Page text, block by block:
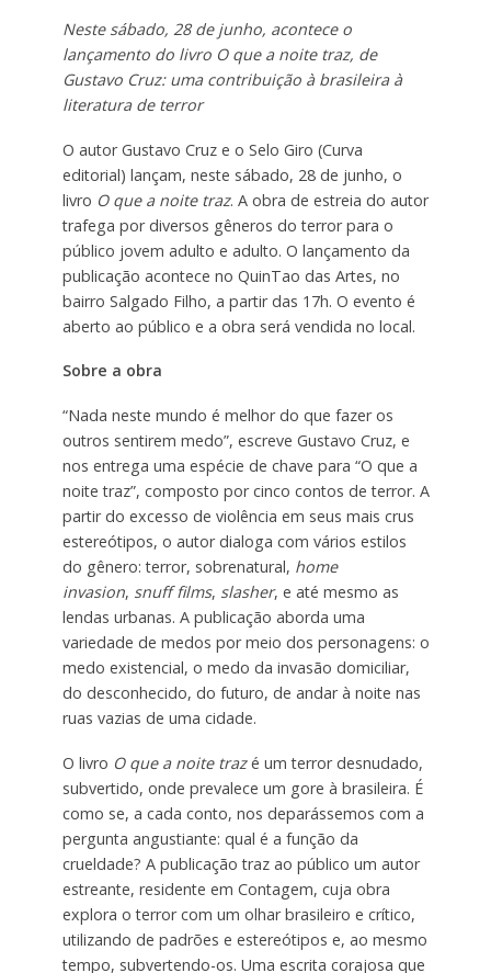
Neste sábado, 28 de junho, acontece o
lançamento do livro O que a noite traz, de
Gustavo Cruz: uma contribuição à brasileira à
literatura de terror
O autor Gustavo Cruz e o Selo Giro (Curva
editorial) lançam, neste sábado, 28 de junho, o
livro O que a noite traz. A obra de estreia do autor
trafega por diversos gêneros do terror para o
público jovem adulto e adulto. O lançamento da
publicação acontece no QuinTao das Artes, no
bairro Salgado Filho, a partir das 17h. O evento é
aberto ao público e a obra será vendida no local.
Sobre a obra
“Nada neste mundo é melhor do que fazer os
outros sentirem medo”, escreve Gustavo Cruz, e
nos entrega uma espécie de chave para “O que a
noite traz”, composto por cinco contos de terror. A
partir do excesso de violência em seus mais crus
estereótipos, o autor dialoga com vários estilos
do gênero: terror, sobrenatural, home
invasion, snuff films, slasher, e até mesmo as
lendas urbanas. A publicação aborda uma
variedade de medos por meio dos personagens: o
medo existencial, o medo da invasão domiciliar,
do desconhecido, do futuro, de andar à noite nas
ruas vazias de uma cidade.
O livro O que a noite trazé um terror desnudado,
subvertido, onde prevalece um gore à brasileira. É
como se, a cada conto, nos deparássemos com a
pergunta angustiante: qual é a função da
crueldade? A publicação traz ao público um autor
estreante, residente em Contagem, cuja obra
explora o terror com um olhar brasileiro e crítico,
utilizando de padrões e estereótipos e, ao mesmo
tempo, subvertendo-os. Uma escrita corajosa que